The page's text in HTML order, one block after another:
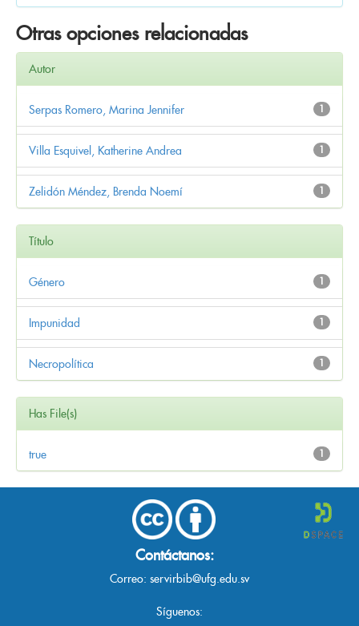
Otras opciones relacionadas
Autor
1
Serpas Romero, Marina Jennifer
1
Villa Esquivel, Katherine Andrea
1
Zelidón Méndez, Brenda Noemí
Título
1
Género
1
Impunidad
1
Necropolítica
Has File(s)
1
true
Contáctanos:
Correo: servirbib@ufg.edu.sv
Síguenos: